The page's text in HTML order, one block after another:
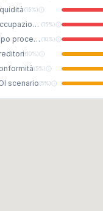
(15%)
Occupazione (15%)
Tipo procedura (10%)
(10%)
(5%)
scenario(5%)